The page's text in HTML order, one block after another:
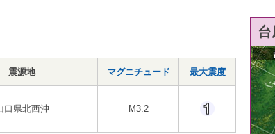
震源地 マグニチュード 最大震度
口県北西沖 M3.2